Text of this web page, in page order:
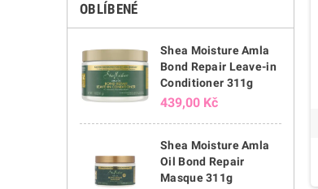
OBLÍBENÉ
Shea Moisture Amla
Bond Repair Leave-in
Conditioner 311g
439,00 Kč
Shea Moisture Amla
Oil Bond Repair
Masque 311g